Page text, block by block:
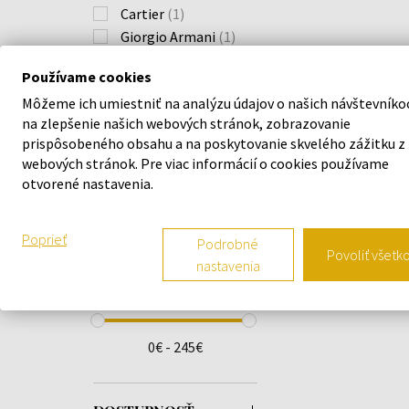
Cartier (1)
Giorgio Armani(1)
Tiziana Terenzi
V Canto(1)
DRUH VÔNE
0€ - 245€
Používame cookies
Môžeme ich umiestniť na analýzu údajov o našich
na zlepšenie našich webových stránok, zobrazovanie
prispôsobeného obsahu a na poskytovanie skvelého zážitku z
webových stránok. Pre viac informácií o cookies používame
otvorené nastavenia.
Poprieť
Podrobné
nastavenia
Povoliť všetko